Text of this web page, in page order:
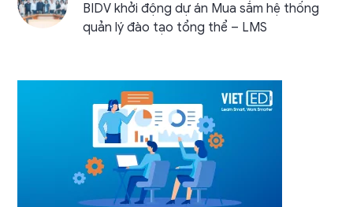
BIDV khởi động dự án Mua sắm hệ thống
quản lý đào tạo tổng thể – LMS